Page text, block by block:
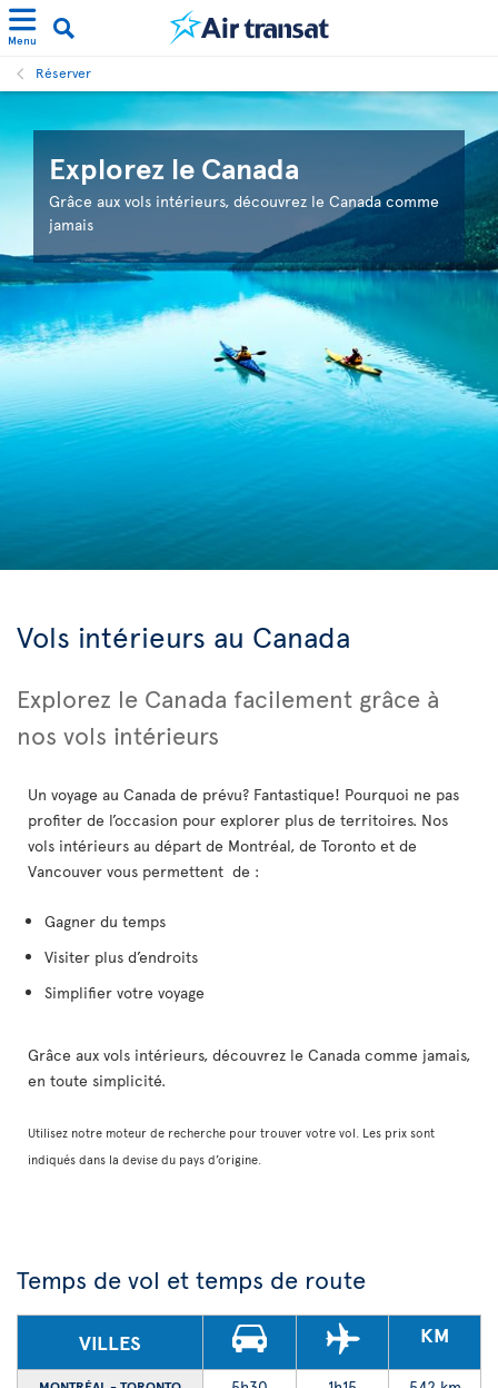
Menu
Réserver
Explorez le Canada
Grâce aux vols intérieurs, découvrez le Canada comme
jamais
Vols intérieurs au Canada
Explorez le Canada facilement grâce à
nos vols intérieurs
Un voyage au Canada de prévu? Fantastique! Pourquoi ne pas
profiter de l’occasion pour explorer plus de territoires. Nos
vols intérieurs au départ de Montréal, de Toronto et de
Vancouver vous permettent de :
Gagner du temps
Visiter plus d’endroits
Simplifier votre voyage
Grâce aux vols intérieurs, découvrez le Canada comme jamais,
en toute simplicité.
Utilisez notre moteur de recherche pour trouver votre vol. Les prix sont
indiqués dans la devise du pays d’origine.
Temps de vol et temps de route
VILLES KM